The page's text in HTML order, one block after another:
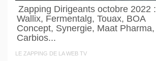
Zapping Dirigeants octobre 2022 :
Wallix, Fermentalg, Touax, BOA
Concept, Synergie, Maat Pharma,
Carbios...
LE ZAPPING DE LA WEB TV